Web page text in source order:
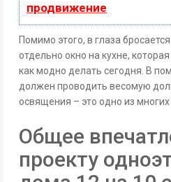
продвижение
Помимо этого, в глаза
отдельно окно на кухне,
как модно делать сегодня. В
должен проводить весомую
освящения – это одно из
Общее
проекту